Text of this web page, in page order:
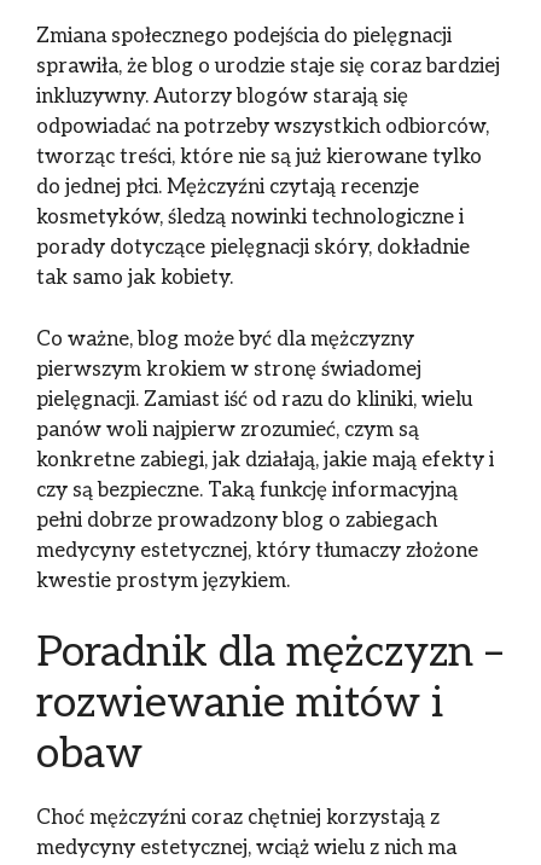
Zmiana społecznego podejścia do pielęgnacji
sprawiła, że blog o urodzie staje się coraz bardziej
inkluzywny. Autorzy blogów starają się
odpowiadać na potrzeby wszystkich odbiorców,
tworząc treści, które nie są już kierowane tylko
do jednej płci. Mężczyźni czytają recenzje
kosmetyków, śledzą nowinki technologiczne i
porady dotyczące pielęgnacji skóry, dokładnie
tak samo jak kobiety.
Co ważne, blog może być dla mężczyzny
pierwszym krokiem w stronę świadomej
pielęgnacji. Zamiast iść od razu do kliniki, wielu
panów woli najpierw zrozumieć, czym są
konkretne zabiegi, jak działają, jakie mają efekty i
czy są bezpieczne. Taką funkcję informacyjną
pełni dobrze prowadzony blog o zabiegach
medycyny estetycznej, który tłumaczy złożone
kwestie prostym językiem.
Poradnik dla mężczyzn –
rozwiewanie mitów i
obaw
Choć mężczyźni coraz chętniej korzystają z
medycyny estetycznej, wciąż wielu z nich ma